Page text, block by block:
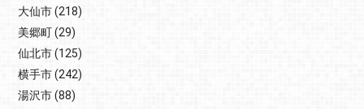
大仙市(218)
美郷町(29)
仙北市(125)
横手市(242)
湯沢市(88)